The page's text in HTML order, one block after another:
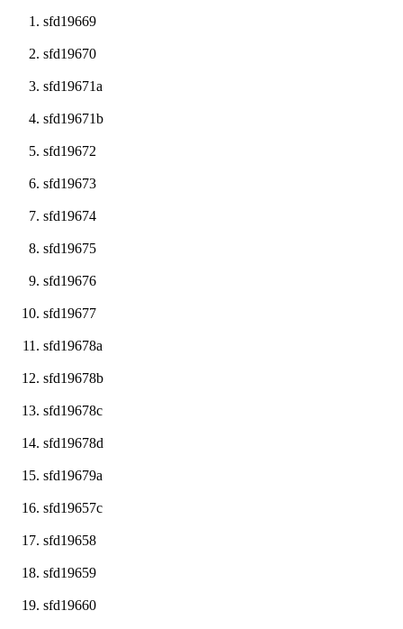
sfd19669
sfd19670
sfd19671a
sfd19671b
sfd19672
sfd19673
sfd19674
sfd19675
sfd19676
sfd19677
sfd19678a
sfd19678b
sfd19678c
sfd19678d
sfd19679a
sfd19657c
sfd19658
sfd19659
sfd19660